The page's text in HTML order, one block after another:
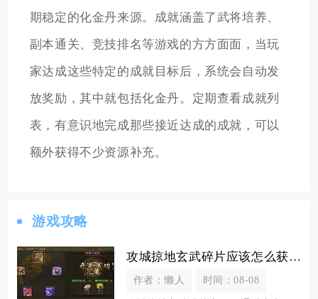
期稳定的化金丹来源。成就涵盖了武将培养、
副本通关、竞技排名等游戏的方方面面，当玩
家达成这些特定的成就目标后，系统会自动发
放奖励，其中就包括化金丹。定期查看成就列
表，有意识地完成那些接近达成的成就，可以
额外获得不少资源补充。
游戏攻略
攻城掠地玄武碎片应该怎么获取
作者：懒人 时间：08-08